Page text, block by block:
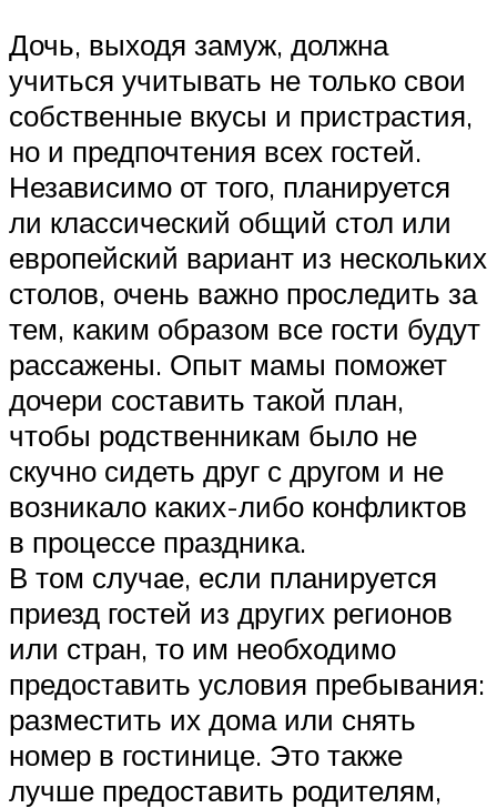
Дочь, выходя замуж, должна
учиться учитывать не только свои
собственные вкусы и пристрастия,
но и предпочтения всех гостей.
Независимо от того, планируется
ли классический общий стол или
европейский вариант из нескольких
столов, очень важно проследить за
тем, каким образом все гости будут
рассажены. Опыт мамы поможет
дочери составить такой план,
чтобы родственникам было не
скучно сидеть друг с другом и не
возникало каких-либо конфликтов
в процессе праздника.
В том случае, если планируется
приезд гостей из других регионов
или стран, то им необходимо
предоставить условия пребывания:
разместить их дома или снять
номер в гостинице. Это также
лучше предоставить родителям,